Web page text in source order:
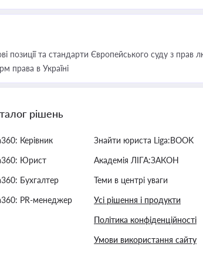
позиції та стандарти Європейського суду з прав
права в Україні
рішень
Керівник
Юрист
Бухгалтер
PR-менеджер
Знайти юриста Liga:BOOK
Академія ЛІГА:ЗАКОН
Теми в центрі уваги
Усі рішення і продукти
Політика конфіденційності
Умови використання сайту